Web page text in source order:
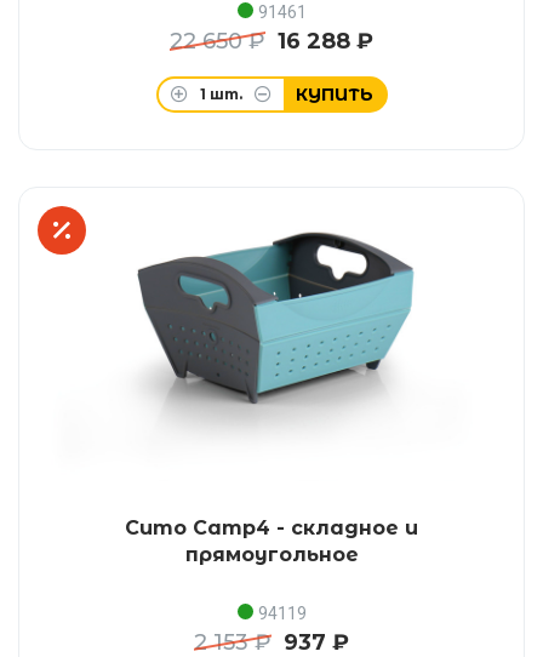
91461
22 650 ₽ 16 288 ₽
1 шт. КУПИТЬ
Сито Camp4 - складное и
прямоугольное
94119
2 153 ₽ 937 ₽